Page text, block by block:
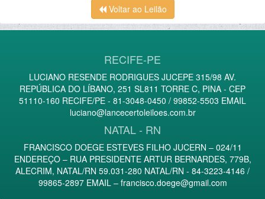
Voltar ao Leilão
RECIFE-PE
LUCIANO RESENDE RODRIGUES JUCEPE 315/98 AV.
REPÚBLICA DO LÍBANO, 251 SL811 TORRE C, PINA - CEP
51110-160 RECIFE/PE - 81-3048-0450 / 99852-5503 EMAIL
luciano@lancecertoleiloes.com.br
NATAL - RN
FRANCISCO DOEGE ESTEVES FILHO JUCERN – 024/11
ENDEREÇO – RUA PRESIDENTE ARTUR BERNARDES, 779B,
ALECRIM, NATAL/RN 59.031-280 NATAL/RN - 84-3223-4146 /
99865-2897 EMAIL – francisco.doege@gmail.com